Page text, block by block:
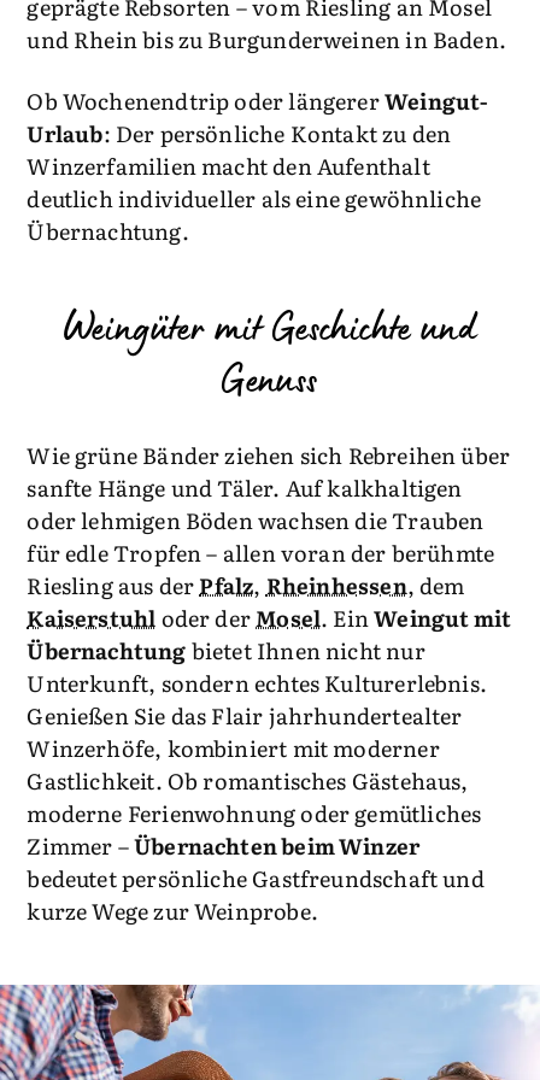
und Rhein bis zu Burgunderweinen in Baden.
Ob Wochenendtrip oder längererWeingut-
Urlaub: Der persönliche Kontakt zu den
Winzerfamilien macht den Aufenthalt
deutlich individueller als eine gewöhnliche
Übernachtung.
Weingüter mit Geschichte und
Genuss
Wie grüne Bänder ziehen sich Rebreihen über
sanfte Hänge und Täler. Auf kalkhaltigen
oder lehmigen Böden wachsen die Trauben
für edle Tropfen – allen voran der berühmte
Riesling aus derPfalz, Rheinhessen, dem
Kaiserstuhloder derMosel. EinWeingut mit
Übernachtungbietet Ihnen nicht nur
Unterkunft, sondern echtes Kulturerlebnis.
Genießen Sie das Flair jahrhundertealter
Winzerhöfe, kombiniert mit moderner
Gastlichkeit. Ob romantisches Gästehaus,
moderne Ferienwohnung oder gemütliches
Zimmer –Übernachten beim Winzer
bedeutet persönliche Gastfreundschaft und
kurze Wege zur Weinprobe.